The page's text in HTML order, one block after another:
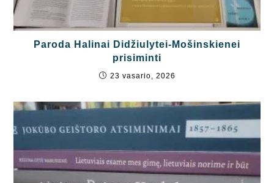
Paroda Halinai Didžiulytei-Mošinskienei
prisiminti
23 vasario, 2026